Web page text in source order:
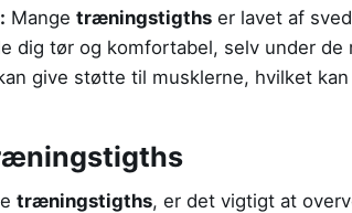
Mange træningstigths er lavet af
dig tør og komfortabel, selv under
give støtte til musklerne, hvilket
træningstigths, er det vigtigt at